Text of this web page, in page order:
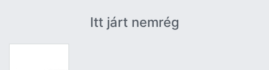
Itt járt nemrég